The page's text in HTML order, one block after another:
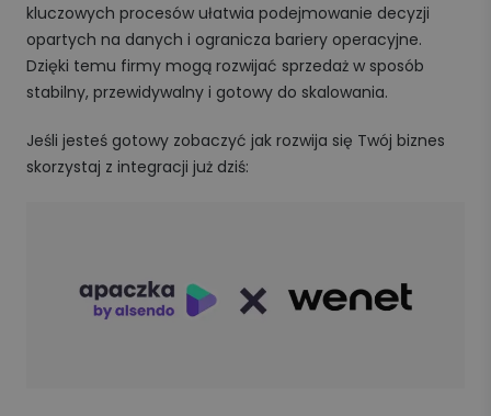
kluczowych procesów ułatwia podejmowanie decyzji
opartych na danych i ogranicza bariery operacyjne.
Dzięki temu firmy mogą rozwijać sprzedaż w sposób
stabilny, przewidywalny i gotowy do skalowania.
Jeśli jesteś gotowy zobaczyć jak rozwija się Twój biznes
skorzystaj z integracji już dziś: